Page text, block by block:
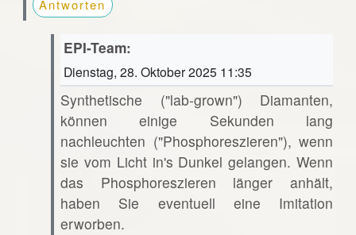
Antworten
EPI-Team:
Dienstag, 28. Oktober 2025 11:35
Synthetische ("lab-grown") Diamanten,
können einige Sekunden lang
nachleuchten ("Phosphoreszieren"), wenn
sie vom Licht in's Dunkel gelangen. Wenn
das Phosphoreszieren länger anhält,
haben Sie eventuell eine Imitation
erworben.